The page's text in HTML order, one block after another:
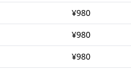
¥980
¥980
¥980